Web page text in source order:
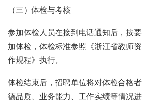
（三）体检与考核
参加体检人员在接到电话通知后，按
加体检，体检标准参照《浙江省教师
作规程》执行。
体检结束后，招聘单位将对体检合格
德品质、业务能力、工作实绩等情况